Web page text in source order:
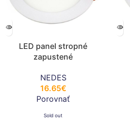
LED panel stropné
zapustené
K/WH – LPL124
NEDES
16.65€
Porovnať
Sold out